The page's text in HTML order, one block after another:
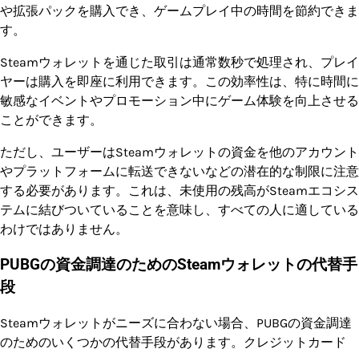
や拡張パックを購入でき、ゲームプレイ中の時間を節約できま
す。
Steamウォレットを通じた取引は通常数秒で処理され、プレイ
ヤーは購入を即座に利用できます。この効率性は、特に時間に
敏感なイベントやプロモーション中にゲーム体験を向上させる
ことができます。
ただし、ユーザーはSteamウォレットの資金を他のアカウント
やプラットフォームに転送できないなどの潜在的な制限に注意
する必要があります。これは、未使用の残高がSteamエコシス
テムに結びついていることを意味し、すべての人に適している
わけではありません。
PUBGの資金調達のためのSteamウォレットの代替手
段
Steamウォレットがニーズに合わない場合、PUBGの資金調達
のためのいくつかの代替手段があります。クレジットカード